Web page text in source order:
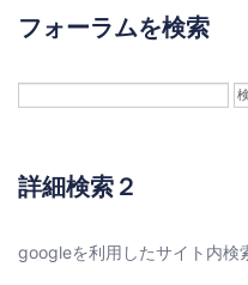
フォーラムを検索
詳細検索２
googleを利用したサイト内